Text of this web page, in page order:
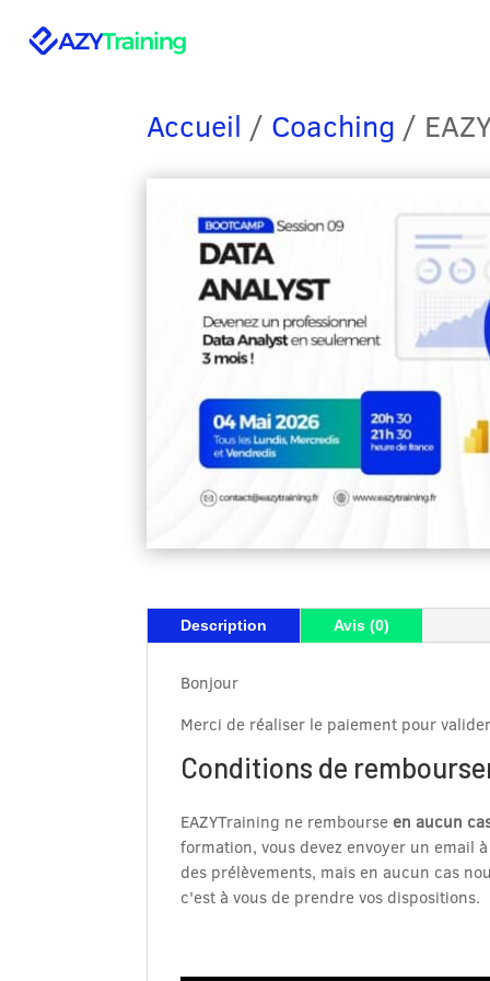
Accueil / Coaching /
Description Avis (0)
Bonjour
Merci de réaliser le paiement pour
Conditions de
EAZYTraining ne rembourse en aucun
formation, vous devez envoyer un
des prélèvements, mais en aucun cas
c'est à vous de prendre vos dispositions.